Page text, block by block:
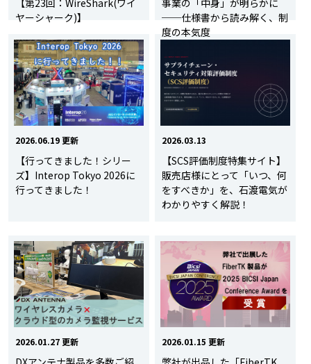
【第23回：WireShark(ワイ
ヤーシャーク)】
事業の「中身」が明らかに
──仕様書から読み解く、制
度の本気度
2026.06.19 更新
【行ってきました！シリー
ズ】Interop Tokyo 2026に
行ってきました！
2026.03.13
【SCS評価制度特集サイト】
販売店様にとって「いつ、何
をすべきか」を、石渡電気が
わかりやすく解説！
2026.01.27 更新 2026.01.15 更新